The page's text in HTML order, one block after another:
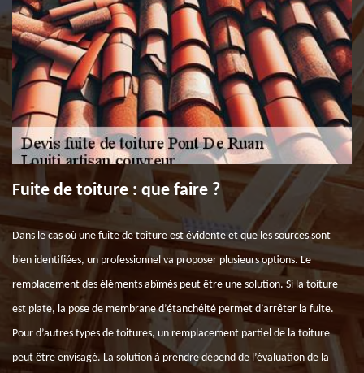
Fuite de toiture : que faire ?
Dans le cas où une fuite de toiture est évidente et que les sources sont
bien identifiées, un professionnel va proposer plusieurs options. Le
remplacement des éléments abîmés peut être une solution. Si la toiture
est plate, la pose de membrane d’étanchéité permet d’arrêter la fuite.
Pour d’autres types de toitures, un remplacement partiel de la toiture
peut être envisagé. La solution à prendre dépend de l’évaluation de la